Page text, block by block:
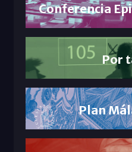
Conferencia
Por
Plan